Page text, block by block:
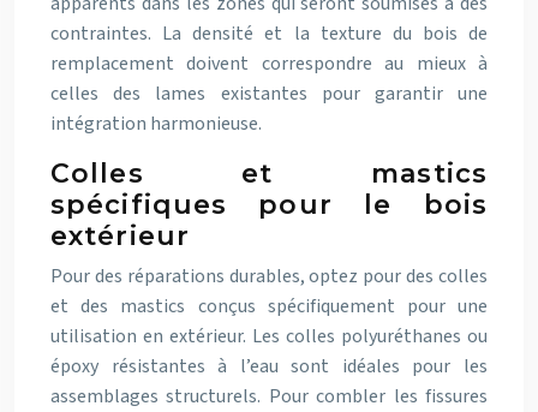
contraintes. La densité et la texture du bois de
remplacement doivent correspondre au mieux à
celles des lames existantes pour garantir une
intégration harmonieuse.
Colles et mastics
spécifiques pour le bois
extérieur
Pour des réparations durables, optez pour des colles
et des mastics conçus spécifiquement pour une
utilisation en extérieur. Les colles polyuréthanes ou
époxy résistantes à l’eau sont idéales pour les
assemblages structurels. Pour combler les fissures